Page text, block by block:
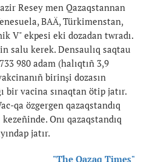
Resey men Qazaqstannan
BAÄ, Türkimenstan,
V" ekpesi eki dozadan twradı.
salu kerek. Densaulıq saqtau
980 adam (halıqtıñ 3,9
birinşi dozasın
bir vacina sınaqtan ötip jatır.
qa özgergen qazaqstandıq
Onı qazaqstandıq
jatır.
"The Qazaq Times"